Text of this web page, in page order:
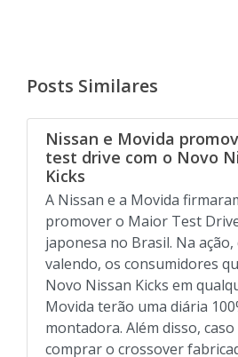
Posts Similares
Nissan e Movida
test drive com o Novo
Kicks
A Nissan e a Movida
promover o Maior Test
japonesa no Brasil. Na ação,
valendo, os consumidores
Novo Nissan Kicks em
Movida terão uma diária
montadora. Além disso,
comprar o crossover